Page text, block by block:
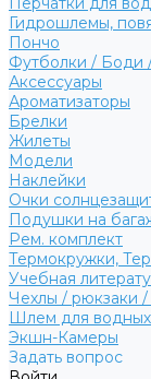
Гидрошлемы,
Пончо
Футболки /
Аксессуары
Ароматизаторы
Брелки
Жилеты
Модели
Наклейки
Очки
Подушки на
Рем. комплект
Термокружки,
Учебная
Чехлы / рюкзаки /
Шлем для
Экшн-Камеры
Задать вопрос